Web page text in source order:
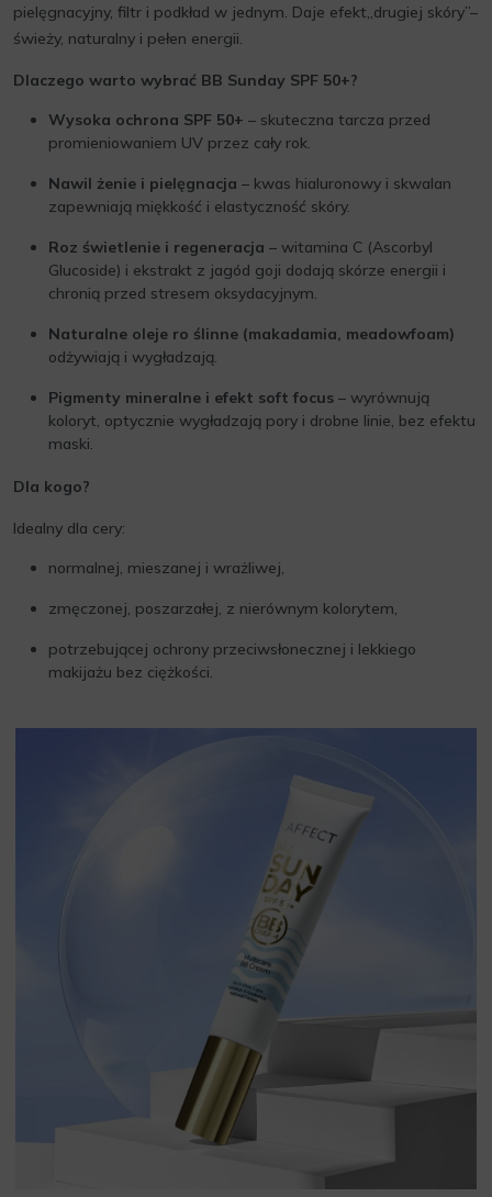
pielęgnacyjny, filtr i podkład w jednym. Daje efekt„drugiej skóry”–
świeży, naturalny i pełen energii.
Dlaczego warto wybrać BB Sunday SPF 50+?
Wysoka ochrona SPF 50+ – skuteczna tarcza przed
promieniowaniem UV przez cały rok.
Nawil żenie i pielęgnacja – kwas hialuronowy i skwalan
zapewniają miękkość i elastyczność skóry.
Roz świetlenie i regeneracja – witamina C (Ascorbyl
Glucoside) i ekstrakt z jagód goji dodają skórze energii i
chronią przed stresem oksydacyjnym.
Naturalne oleje ro ślinne (makadamia, meadowfoam)
odżywiają i wygładzają.
Pigmenty mineralne i efekt soft focus – wyrównują
koloryt, optycznie wygładzają pory i drobne linie, bez efektu
maski.
Dla kogo?
Idealny dla cery:
normalnej, mieszanej i wrażliwej,
zmęczonej, poszarzałej, z nierównym kolorytem,
potrzebującej ochrony przeciwsłonecznej i lekkiego
makijażu bez ciężkości.